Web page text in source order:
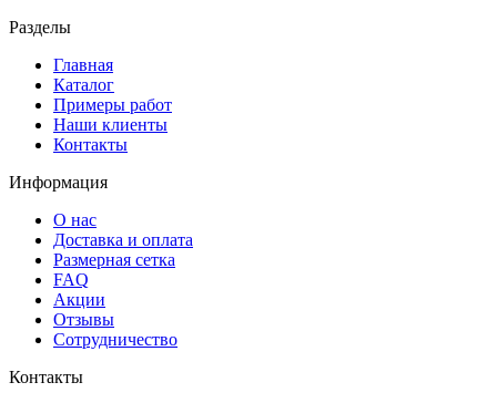
Разделы
Главная
Каталог
Примеры работ
Наши клиенты
Контакты
Информация
О нас
Доставка и оплата
Размерная сетка
FAQ
Акции
Отзывы
Сотрудничество
Контакты